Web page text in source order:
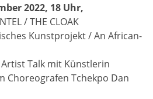
2022, 18 Uhr,
/ THE CLOAK
Kunstprojekt / An African-
Talk mit Künstlerin
Choreografen Tchekpo Dan